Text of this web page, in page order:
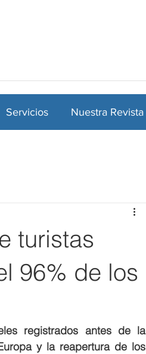
Servicios Nuestra Revista
turistas
96% de los
registrados antes de la
y la reapertura de los